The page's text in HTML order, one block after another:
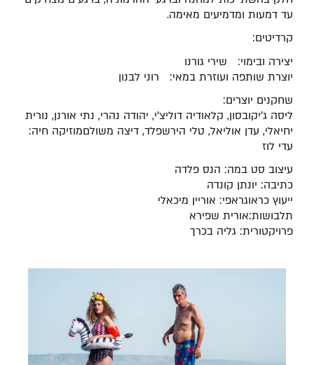
עד דמעות ומדמיעים מאימה.
קרדיטים:
יצירה ובימוי: שירי גורנו
יוצרת שותפה ועוזרת במאי: רוני לבנון
שחקנים יוצרים:
ליסה ג'יקובסון, קלאודיה דוליצ'י, יהודה נהרי, נתי אורנן, נורית
יחיאלי, עדן אוליאל, טלי הירשפלד, דיצה משולםמוזיקה חיה:
עדי לוז
עיצוב סט במה: הנס פלדה
כתיבה: יונתן קונדה
ייעוץ כראוגראפי: אוריין מיכאלי
תלבושות:אורית שפירא
פרויקטורית: גליה בכרך